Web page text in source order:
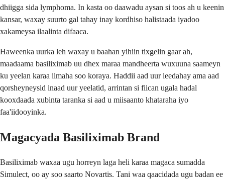
dhiigga sida lymphoma. In kasta oo daawadu aysan si toos ah u keenin
kansar, waxay suurto gal tahay inay kordhiso halistaada iyadoo
xakameysa ilaalinta difaaca.
Haweenka uurka leh waxay u baahan yihiin tixgelin gaar ah,
maadaama basiliximab uu dhex maraa mandheerta wuxuuna saameyn
ku yeelan karaa ilmaha soo koraya. Haddii aad uur leedahay ama aad
qorsheyneysid inaad uur yeelatid, arrintan si fiican ugala hadal
kooxdaada xubinta taranka si aad u miisaanto khataraha iyo
faa'iidooyinka.
Magacyada Basiliximab Brand
Basiliximab waxaa ugu horreyn laga heli karaa magaca sumadda
Simulect, oo ay soo saarto Novartis. Tani waa qaacidada ugu badan ee